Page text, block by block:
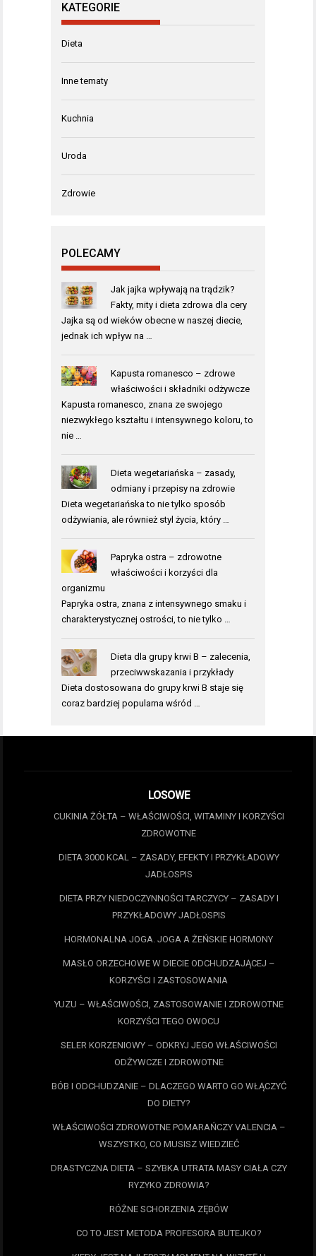
KATEGORIE
Dieta
Inne tematy
Kuchnia
Uroda
Zdrowie
POLECAMY
Jak jajka wpływają na trądzik?
Fakty, mity i dieta zdrowa dla cery
Jajka są od wieków obecne w naszej diecie,
jednak ich wpływ na …
Kapusta romanesco – zdrowe
właściwości i składniki odżywcze
Kapusta romanesco, znana ze swojego
niezwykłego kształtu i intensywnego koloru, to
nie …
Dieta wegetariańska – zasady,
odmiany i przepisy na zdrowie
Dieta wegetariańska to nie tylko sposób
odżywiania, ale również styl życia, który …
Papryka ostra – zdrowotne
właściwości i korzyści dla
organizmu
Papryka ostra, znana z intensywnego smaku i
charakterystycznej ostrości, to nie tylko …
Dieta dla grupy krwi B – zalecenia,
przeciwwskazania i przykłady
Dieta dostosowana do grupy krwi B staje się
coraz bardziej popularna wśród …
LOSOWE
CUKINIA ŻÓŁTA – WŁAŚCIWOŚCI, WITAMINY I KORZYŚCI
ZDROWOTNE
DIETA 3000 KCAL – ZASADY, EFEKTY I PRZYKŁADOWY
JADŁOSPIS
DIETA PRZY NIEDOCZYNNOŚCI TARCZYCY – ZASADY I
PRZYKŁADOWY JADŁOSPIS
HORMONALNA JOGA. JOGA A ŻEŃSKIE HORMONY
MASŁO ORZECHOWE W DIECIE ODCHUDZAJĄCEJ –
KORZYŚCI I ZASTOSOWANIA
YUZU – WŁAŚCIWOŚCI, ZASTOSOWANIE I ZDROWOTNE
KORZYŚCI TEGO OWOCU
SELER KORZENIOWY – ODKRYJ JEGO WŁAŚCIWOŚCI
ODŻYWCZE I ZDROWOTNE
BÓB I ODCHUDZANIE – DLACZEGO WARTO GO WŁĄCZYĆ
DO DIETY?
WŁAŚCIWOŚCI ZDROWOTNE POMARAŃCZY VALENCIA –
WSZYSTKO, CO MUSISZ WIEDZIEĆ
DRASTYCZNA DIETA – SZYBKA UTRATA MASY CIAŁA CZY
RYZYKO ZDROWIA?
RÓŻNE SCHORZENIA ZĘBÓW
CO TO JEST METODA PROFESORA BUTEJKO?